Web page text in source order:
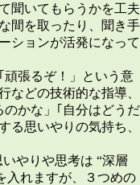
聞いてもらうかを工夫
間を取ったり、聞き手
ションが活発になって
｢頑張るぞ！」という意
などの技術的な指導、
かな」｢自分はどうだ
る思いやりの気持ち
やりや思考は “深層
入れますが、３つめの